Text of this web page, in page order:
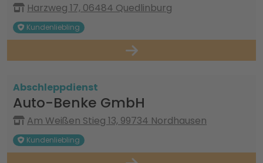
Harzweg 17, 06484 Quedlinburg
Kundenliebling
Abschleppdienst
Auto-Benke GmbH
Am Weißen Stieg 13, 99734 Nordhausen
Kundenliebling